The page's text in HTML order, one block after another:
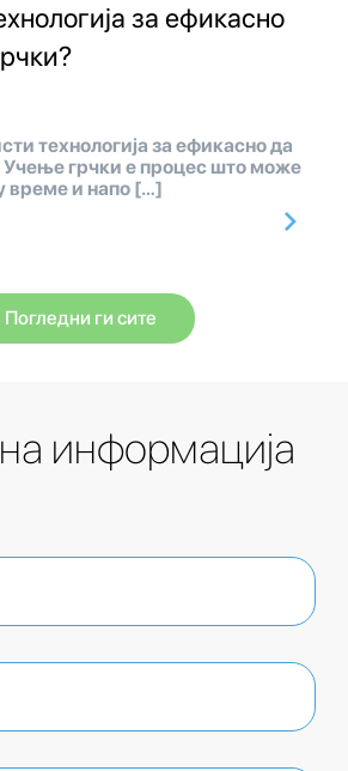
за ефикасно
технологија за ефикасно да
Учење грчки е процес што може
време и напо […]
Погледни ги сите
информација